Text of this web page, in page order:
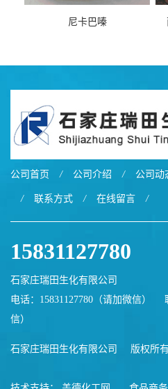
尼卡巴嗪
公司首页 / 公司介绍 / 公司动
/ 联系方式 / 在线留言 /
15831127780
石家庄瑞田生化有限公司
电话：15831127780（请加微信）
信）
石家庄瑞田生化有限公司 版权所